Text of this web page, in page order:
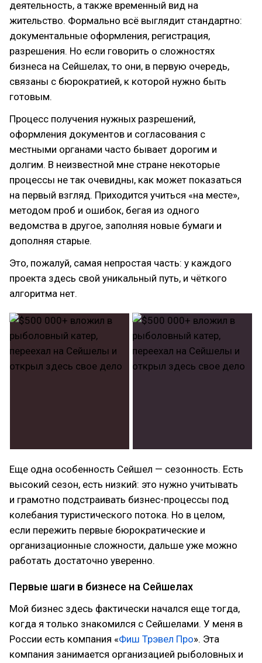
деятельность, а также временный вид на
жительство. Формально всё выглядит стандартно:
документальные оформления, регистрация,
разрешения. Но если говорить о сложностях
бизнеса на Сейшелах, то они, в первую очередь,
связаны с бюрократией, к которой нужно быть
готовым.
Процесс получения нужных разрешений,
оформления документов и согласования с
местными органами часто бывает дорогим и
долгим. В неизвестной мне стране некоторые
процессы не так очевидны, как может показаться
на первый взгляд. Приходится учиться «на месте»,
методом проб и ошибок, бегая из одного
ведомства в другое, заполняя новые бумаги и
дополняя старые.
Это, пожалуй, самая непростая часть: у каждого
проекта здесь свой уникальный путь, и чёткого
алгоритма нет.
Еще одна особенность Сейшел — сезонность. Есть
высокий сезон, есть низкий: это нужно учитывать
и грамотно подстраивать бизнес-процессы под
колебания туристического потока. Но в целом,
если пережить первые бюрократические и
организационные сложности, дальше уже можно
работать достаточно уверенно.
Первые шаги в бизнесе на Сейшелах
Мой бизнес здесь фактически начался еще тогда,
когда я только знакомился с Сейшелами. У меня в
России есть компания «Фиш Трэвел Про». Эта
компания занимается организацией рыболовных и